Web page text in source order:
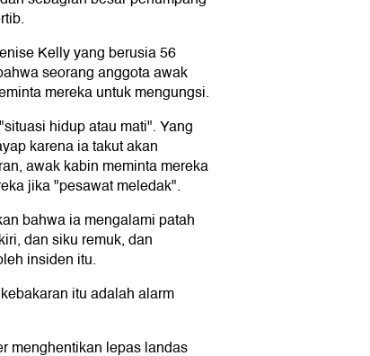
Kelly yang berusia 56
seorang anggota awak
mereka untuk mengungsi.
hidup atau mati". Yang
karena ia takut akan
awak kabin meminta mereka
jika "pesawat meledak".
bahwa ia mengalami patah
dan siku remuk, dan
insiden itu.
itu adalah alarm
menghentikan lepas landas